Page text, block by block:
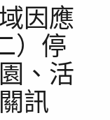
因應
）停
、活
訊